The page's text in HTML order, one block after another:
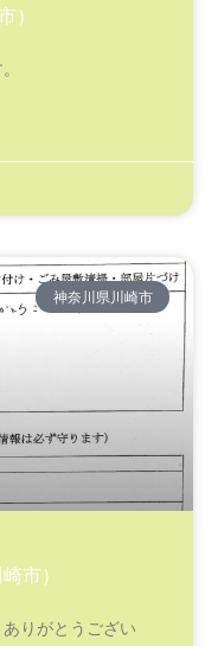
）
神奈川県川崎市
市）
りがとうござい